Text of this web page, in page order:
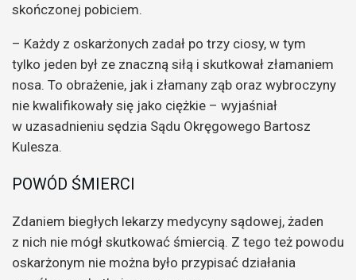
skończonej pobiciem.
– Każdy z oskarżonych zadał po trzy ciosy, w tym
tylko jeden był ze znaczną siłą i skutkował złamaniem
nosa. To obrażenie, jak i złamany ząb oraz wybroczyny
nie kwalifikowały się jako ciężkie – wyjaśniał
w uzasadnieniu sędzia Sądu Okręgowego Bartosz
Kulesza.
POWÓD ŚMIERCI
Zdaniem biegłych lekarzy medycyny sądowej, żaden
z nich nie mógł skutkować śmiercią. Z tego też powodu
oskarżonym nie można było przypisać działania